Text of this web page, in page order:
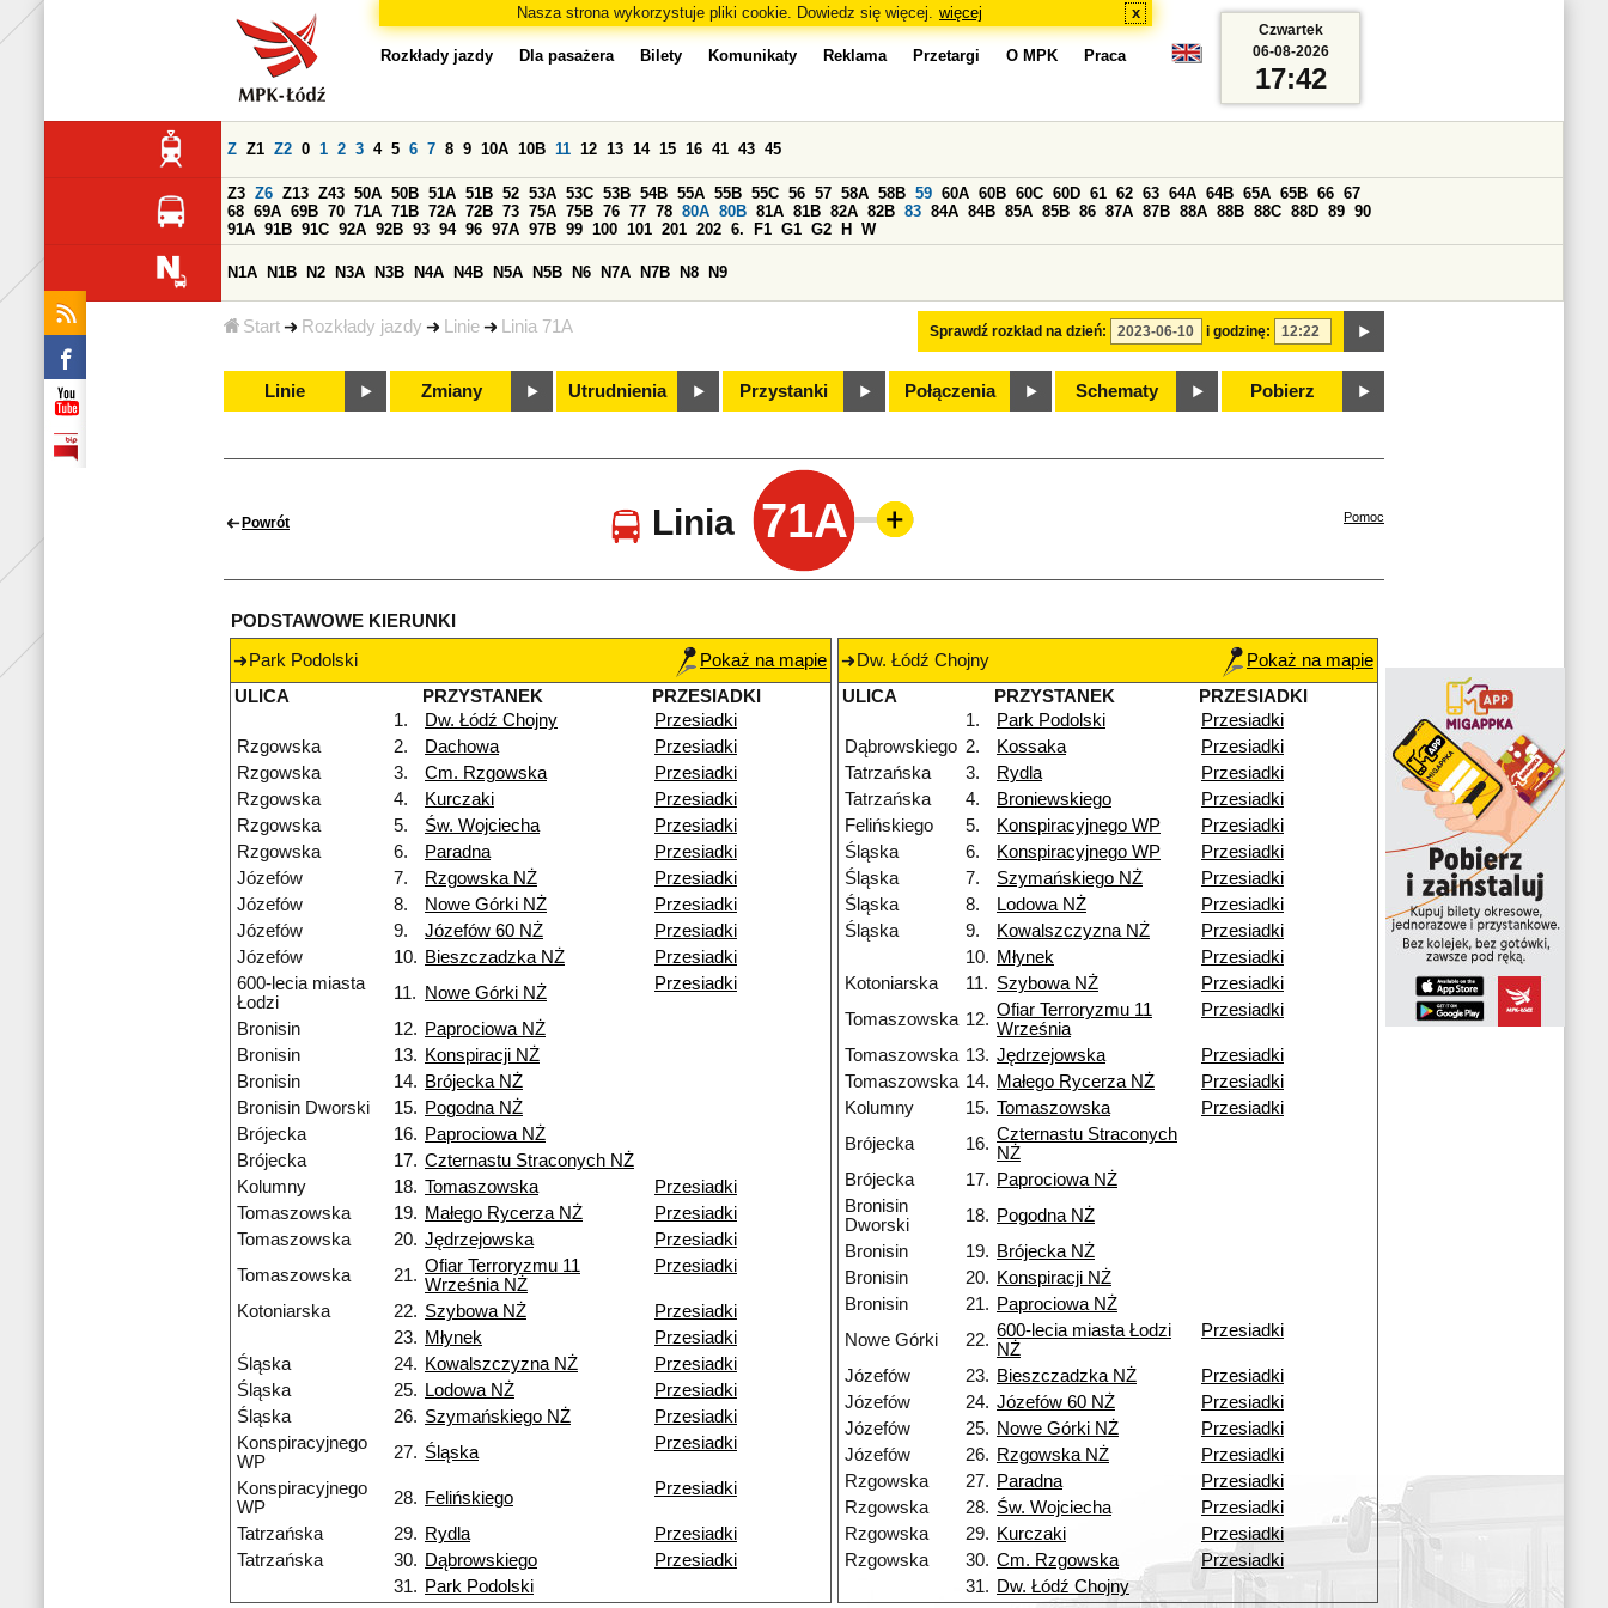
Nasza strona wykorzystuje pliki cookie. Dowiedz się więcej. więcej x
Start Rozkłady jazdy Linie Linia 71A
Rozkłady jazdy Dla pasażera Bilety Komunikaty Reklama Przetargi O MPK Praca
Sprawdź rozkład na dzień: i godzinę:
Z Z1 Z2 0 1 2 3 4 5 6 7 8 9 10A 10B 11 12 13 14 15 16 41 43 45
Z3 Z6 Z13 Z43 50A 50B 51A 51B 52 53A 53C 53B 54B 55A 55B 55C 56 57 58A 58B 59 60A 60B 60C 60D 61 62 63 64A 64B 65A 65B 66 67
68 69A 69B 70 71A 71B 72A 72B 73 75A 75B 76 77 78 80A 80B 81A 81B 82A 82B 83 84A 84B 85A 85B 86 87A 87B 88A 88B 88C 88D 89 90
91A 91B 91C 92A 92B 93 94 96 97A 97B 99 100 101 201 202 6. F1 G1 G2 H W
N1A N1B N2 N3A N3B N4A N4B N5A N5B N6 N7A N7B N8 N9
Linie Zmiany Utrudnienia Przystanki Połączenia Schematy Pobierz
Czwartek
06-08-2026
17:42
Powrót Linia 71A Pomoc
PODSTAWOWE KIERUNKI
Park Podolski
Pokaż na mapie
ULICA
PRZYSTANEK
PRZESIADKI
1.
Dw. Łódź Chojny
Przesiadki
Rzgowska
2. Dachowa
Przesiadki
Rzgowska
3. Cm. Rzgowska
Przesiadki
Rzgowska
4. Kurczaki
Przesiadki
Rzgowska
5. Św. Wojciecha
Przesiadki
Rzgowska
6. Paradna
Przesiadki
Józefów
7. Rzgowska NŻ
Przesiadki
Józefów
8. Nowe Górki NŻ
Przesiadki
Józefów
9. Józefów 60 NŻ
Przesiadki
Józefów
10. Bieszczadzka NŻ
Przesiadki
600-lecia miasta
Łodzi
11. Nowe Górki NŻ Przesiadki
Bronisin 12. Paprociowa NŻ
Bronisin
13. Konspiracji NŻ
Bronisin
14. Brójecka NŻ
Bronisin Dworski
15. Pogodna NŻ
Brójecka
16. Paprociowa NŻ
Brójecka
17. Czternastu Straconych NŻ
Kolumny
18. Tomaszowska
Przesiadki
Tomaszowska
19. Małego Rycerza NŻ
Przesiadki
Tomaszowska
20. Jędrzejowska
Przesiadki
Tomaszowska
21. Ofiar Terroryzmu 11
Września NŻ
Przesiadki
Kotoniarska 22. Szybowa NŻ
Przesiadki
23. Młynek
Przesiadki
Śląska
24. Kowalszczyzna NŻ
Przesiadki
Śląska
25. Lodowa NŻ
Przesiadki
Śląska
26. Szymańskiego NŻ
Przesiadki
Konspiracyjnego
WP
27. Śląska Przesiadki
Konspiracyjnego
WP
28. Felińskiego Przesiadki
Tatrzańska 29. Rydla
Przesiadki
Tatrzańska
30. Dąbrowskiego
Przesiadki
31. Park Podolski
Dw. Łódź Chojny
Pokaż na mapie
ULICA
PRZYSTANEK
PRZESIADKI
1.
Park Podolski
Przesiadki
Dąbrowskiego 2. Kossaka
Przesiadki
Tatrzańska
3. Rydla
Przesiadki
Tatrzańska
4. Broniewskiego
Przesiadki
Felińskiego
5. Konspiracyjnego WP
Przesiadki
Śląska
6. Konspiracyjnego WP
Przesiadki
Śląska
7. Szymańskiego NŻ
Przesiadki
Śląska
8. Lodowa NŻ
Przesiadki
Śląska
9. Kowalszczyzna NŻ
Przesiadki
10. Młynek
Przesiadki
Kotoniarska
11. Szybowa NŻ
Przesiadki
Tomaszowska 12. Ofiar Terroryzmu 11
Września
Przesiadki
Tomaszowska 13. Jędrzejowska
Przesiadki
Tomaszowska 14. Małego Rycerza NŻ
Przesiadki
Kolumny
15. Tomaszowska
Przesiadki
Brójecka
16. Czternastu Straconych
NŻ
Brójecka
17. Paprociowa NŻ
Bronisin
Dworski
18. Pogodna NŻ
Bronisin
19. Brójecka NŻ
Bronisin
20. Konspiracji NŻ
Bronisin
21. Paprociowa NŻ
Nowe Górki
22. 600-lecia miasta Łodzi
NŻ
Przesiadki
Józefów 23. Bieszczadzka NŻ
Przesiadki
Józefów
24. Józefów 60 NŻ
Przesiadki
Józefów
25. Nowe Górki NŻ
Przesiadki
Józefów
26. Rzgowska NŻ
Przesiadki
Rzgowska
27. Paradna
Przesiadki
Rzgowska
28. Św. Wojciecha
Przesiadki
Rzgowska
29. Kurczaki
Przesiadki
Rzgowska
30. Cm. Rzgowska
Przesiadki
31. Dw. Łódź Chojny